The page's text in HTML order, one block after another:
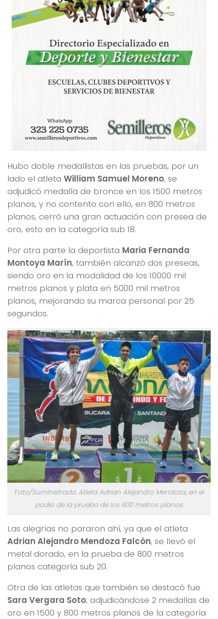
Hubo doble medallistas en las pruebas, por un
lado el atleta William Samuel Moreno, se
adjudicó medalla de bronce en los 1500 metros
planos, y no contento con ello, en 800 metros
planos, cerró una gran actuación con presea de
oro, esto en la categoría sub 18.
Por otra parte la deportista Maria Fernanda
Montoya Marín, también alcanzó dos preseas,
siendo oro en la modalidad de los 10000 mil
metros planos y plata en 5000 mil metros
planos, mejorando su marca personal por 25
segundos.
Foto/Suministrada. Atleta Adrian Alejandro Mendoza, en el
podio de la prueba de los 800 metros planos.
Las alegrías no pararon ahí, ya que el atleta
Adrian Alejandro Mendoza Falcón, se llevó el
metal dorado, en la prueba de 800 metros
planos categoría sub 20.
Otra de las atletas que también se destacó fue
Sara Vergara Soto, adjudicándose 2 medallas de
oro en 1500 y 800 metros planos de la categoría